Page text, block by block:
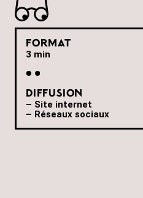
Format
3 min
Diffusion
– Site internet
– Réseaux sociaux